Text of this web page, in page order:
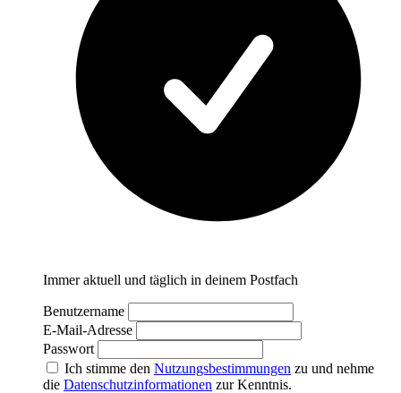
Immer aktuell und täglich in deinem Postfach
Benutzername
E-Mail-Adresse
Passwort
Ich stimme den Nutzungsbestimmungen zu und nehme
die Datenschutzinformationen zur Kenntnis.